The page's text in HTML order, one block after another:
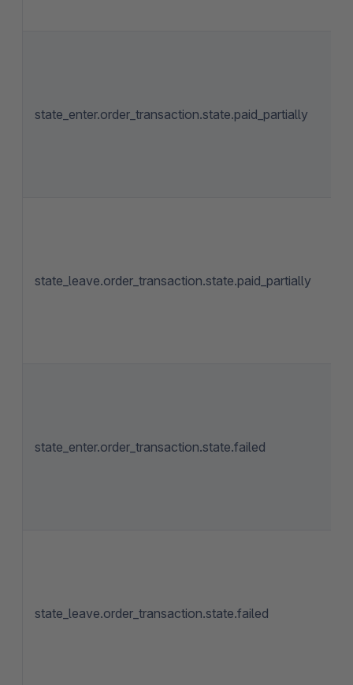
state_enter.order_transaction.state.paid_partially
state_leave.order_transaction.state.paid_partially
state_enter.order_transaction.state.failed
state_leave.order_transaction.state.failed